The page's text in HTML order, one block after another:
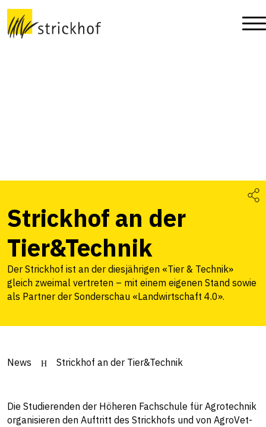
Strickhof an der
Tier&Technik
Der Strickhof ist an der diesjährigen «Tier & Technik»
gleich zweimal vertreten – mit einem eigenen Stand sowie
als Partner der Sonderschau «Landwirtschaft 4.0».
News Strickhof an der Tier&Technik
Die Studierenden der Höheren Fachschule für Agrotechnik
organisieren den Auftritt des Strickhofs und von AgroVet-